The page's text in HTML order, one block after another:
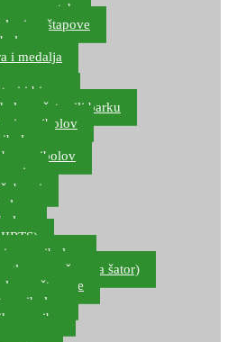
– match
za štapove
i medalja
i bivvy
za šator ili barku
za ribolov
za ribolov
za ribolov
ručne, za šator)
štapove
ribolov
ribe